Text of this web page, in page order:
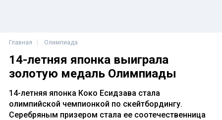
Главная Олимпиада
14-летняя японка выиграла
золотую медаль Олимпиады
14-летняя японка Коко Есидзава стала
олимпийской чемпионкой по скейтбордингу.
Серебряным призером стала ее соотечественница